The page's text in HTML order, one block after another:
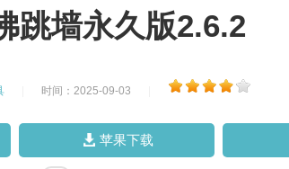
跳墙永久版2.6.2
时间：2025-09-03
苹果下载